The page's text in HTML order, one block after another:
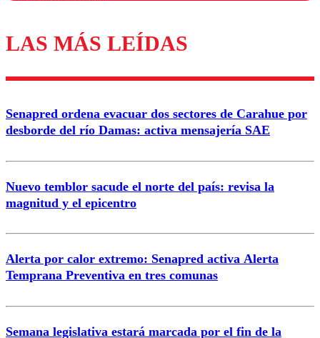
Los comentarios son moderados para garantizar un
diálogo respetuoso.
Correo
LAS MÁS LEÍDAS
Senapred ordena evacuar dos sectores de Carahue por
desborde del río Damas: activa mensajería SAE
Nuevo temblor sacude el norte del país: revisa la
magnitud y el epicentro
Alerta por calor extremo: Senapred activa Alerta
Temprana Preventiva en tres comunas
Semana legislativa estará marcada por el fin de la